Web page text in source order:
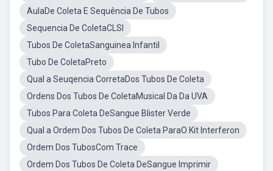
AulaDe Coleta E Sequência De Tubos
Sequencia De ColetaCLSI
Tubos De ColetaSanguinea Infantil
Tubo De ColetaPreto
Qual a Seuqencia CorretaDos Tubos De Coleta
Ordens Dos Tubos De ColetaMusical Da Da UVA
Tubos Para Coleta DeSangue Blister Verde
Qual a Ordem Dos Tubos De Coleta ParaO Kit Interferon
Ordem Dos TubosCom Trace
Ordem Dos Tubos De Coleta DeSangue Imprimir